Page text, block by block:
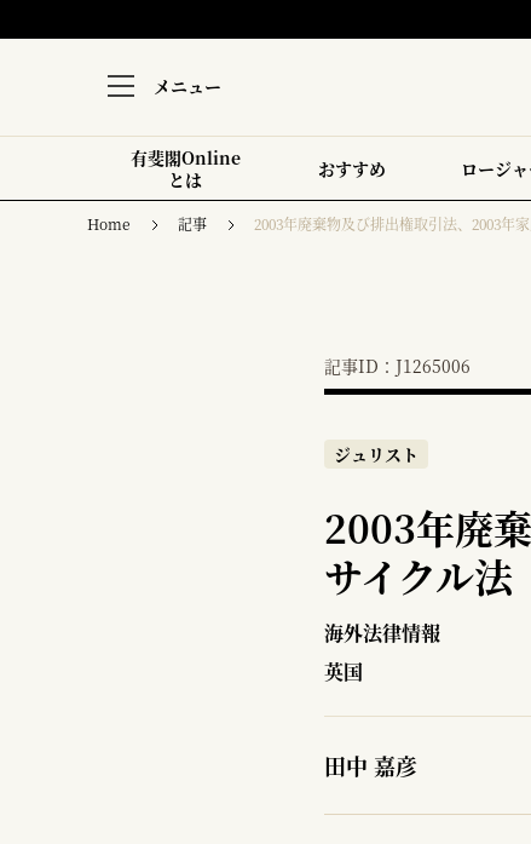
メニュー
有斐閣Online
とは
おすすめ ロージ
Home 記事 2003年廃棄物及び排出権取引法、2003年
記事ID：J1265006
ジュリスト
2003年廃
サイクル法
海外法律情報
英国
田中 嘉彦